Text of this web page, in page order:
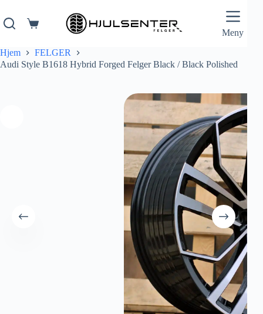
innholdetHandlekurv Meny
Hjem
FELGER
Audi Style B1618 Hybrid Forged Felger Black / Black Polished